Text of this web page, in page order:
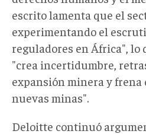
escrito lamenta que el
experimentando el
reguladores en África", lo
"crea incertidumbre,
expansión minera y frena
nuevas minas".
Deloitte continuó